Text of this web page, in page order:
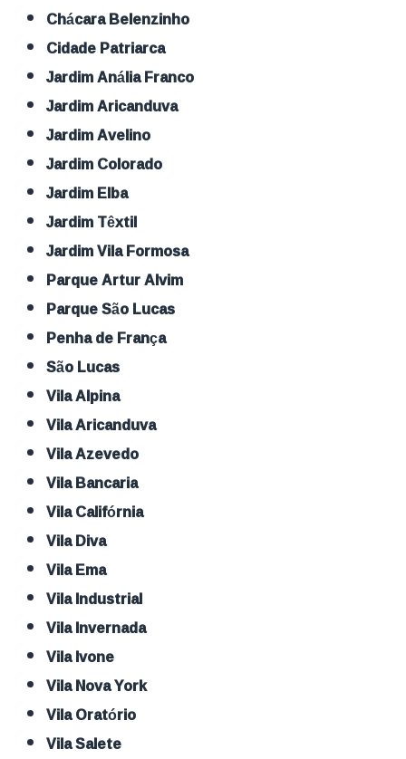
Chácara Belenzinho
Cidade Patriarca
Jardim Anália Franco
Jardim Aricanduva
Jardim Avelino
Jardim Colorado
Jardim Elba
Jardim Têxtil
Jardim Vila Formosa
Parque Artur Alvim
Parque São Lucas
Penha de França
São Lucas
Vila Alpina
Vila Aricanduva
Vila Azevedo
Vila Bancaria
Vila Califórnia
Vila Diva
Vila Ema
Vila Industrial
Vila Invernada
Vila Ivone
Vila Nova York
Vila Oratório
Vila Salete